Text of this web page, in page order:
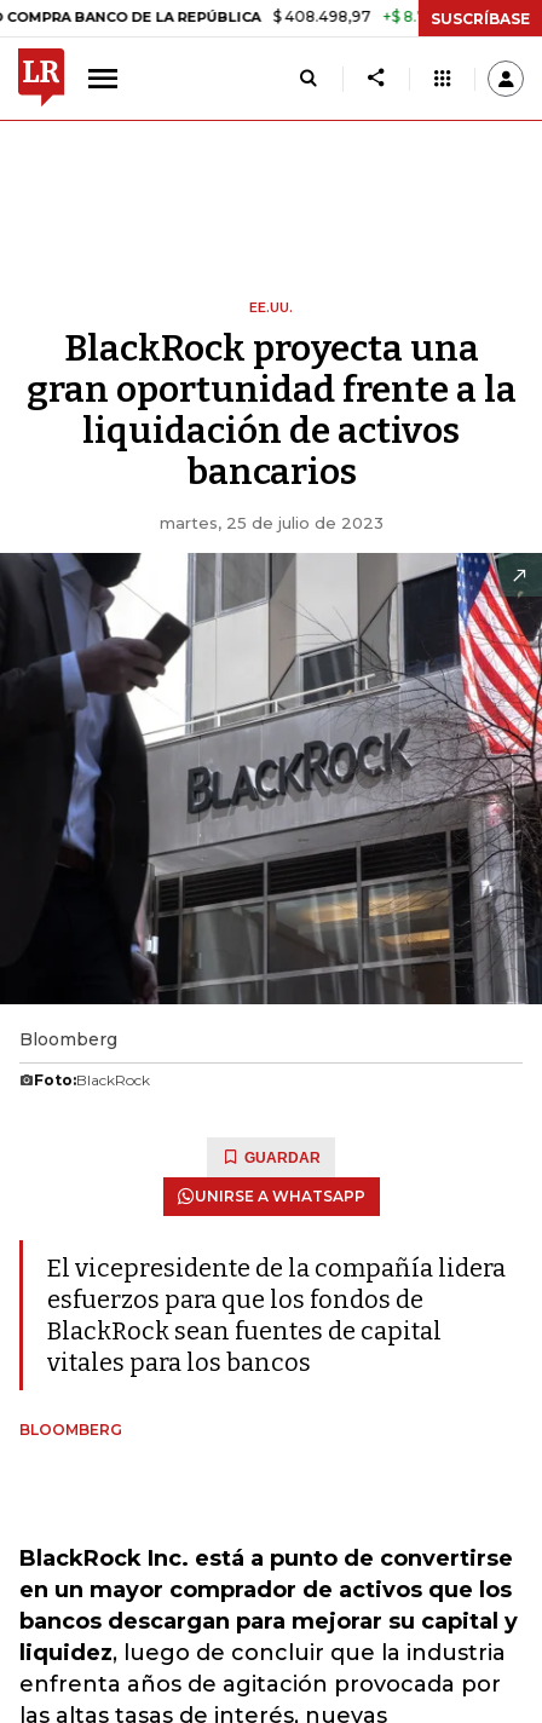
DE LA REPÚBLICA $ 408.498,97 +$ 8.753,81 +2,19% TASA DE
SUSCRÍBASE
EE.UU.
BlackRock proyecta una
gran oportunidad frente a la
liquidación de activos
bancarios
martes, 25 de julio de 2023
Bloomberg
Foto:BlackRock
GUARDAR
UNIRSE A WHATSAPP
El vicepresidente de la compañía lidera
esfuerzos para que los fondos de
BlackRock sean fuentes de capital
vitales para los bancos
BLOOMBERG
BlackRock Inc. está a punto de convertirse
en un mayor comprador de activos que los
bancos descargan para mejorar su capital y
liquidez, luego de concluir que la industria
enfrenta años de agitación provocada por
las altas tasas de interés, nuevas